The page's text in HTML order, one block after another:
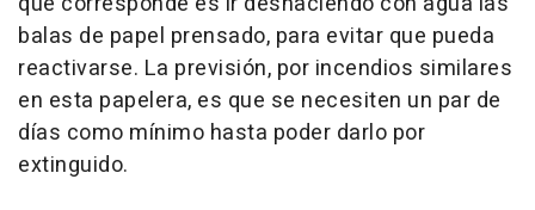
balas de papel prensado, para evitar que pueda
reactivarse. La previsión, por incendios similares
en esta papelera, es que se necesiten un par de
días como mínimo hasta poder darlo por
extinguido.